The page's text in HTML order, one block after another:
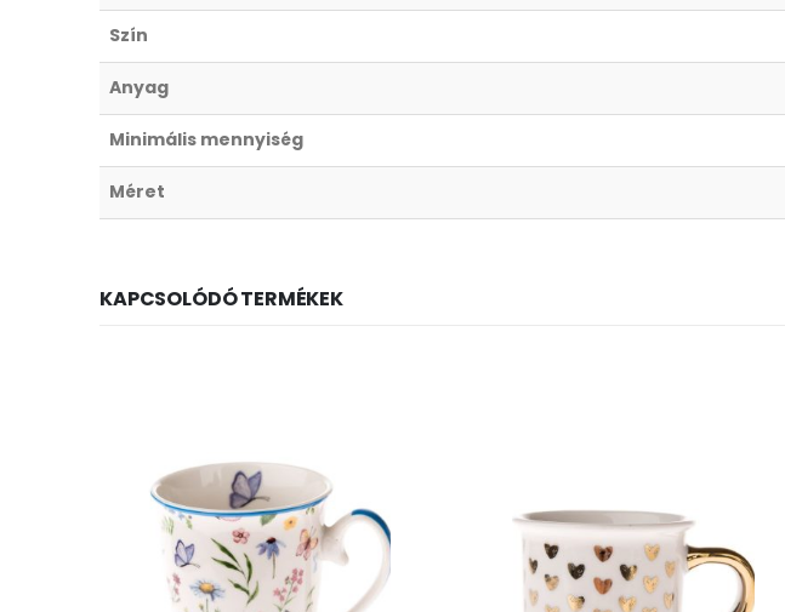
Szín
Anyag
Minimális mennyiség
Méret
KAPCSOLÓDÓ TERMÉKEK